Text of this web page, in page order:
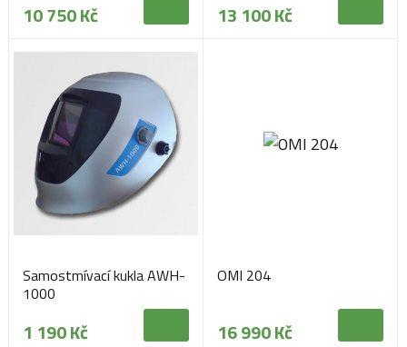
10 750 Kč 13 100 Kč
Samostmívací kukla AWH-
1000
1 190 Kč
OMI 204
16 990 Kč